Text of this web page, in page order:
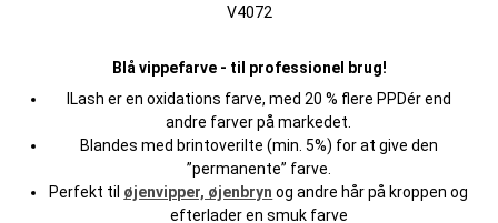
V4072
Blå vippefarve - til professionel brug!
ILash er en oxidations farve, med 20 % flere PPDér end
andre farver på markedet.
Blandes med brintoverilte (min. 5%) for at give den
”permanente” farve.
Perfekt til øjenvipper, øjenbryn og andre hår på kroppen og
efterlader en smuk farve